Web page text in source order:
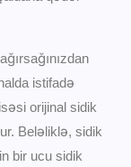
istifadə
orijinal sidik
Beləliklə, sidik
bir ucu sidik